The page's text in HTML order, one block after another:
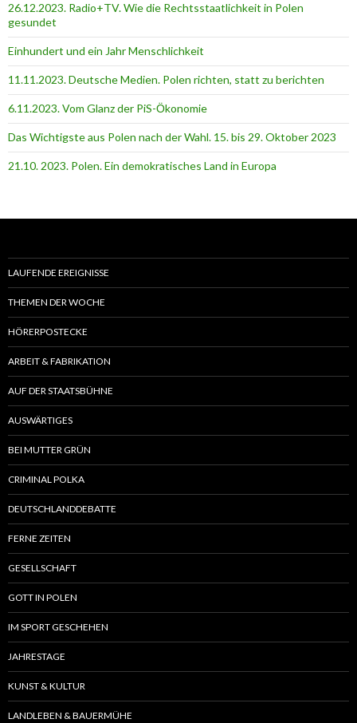
26.12.2023. Radio+TV. Wie die Rechtsstaatlichkeit in Polen
gesundet
Einhundert und ein Jahr Menschlichkeit
11.11.2023. Deutsche Medien. Polen richten, statt zu berichten
6.11.2023. Vom Glanz der PiS-Ӧkonomie
Das Wichtigste aus Polen nach der Wahl. 15. bis 29. Oktober 2023
21.10. 2023. Polen. Ein demokratisches Land in Europa
LAUFENDE EREIGNISSE
THEMEN DER WOCHE
HÖRERPOSTECKE
ARBEIT & FABRIKATION
AUF DER STAATSBÜHNE
AUSWÄRTIGES
BEI MUTTER GRÜN
CRIMINAL POLKA
DEUTSCHLANDDEBATTE
FERNE ZEITEN
GESELLSCHAFT
GOTT IN POLEN
IM SPORT GESCHEHEN
JAHRESTAGE
KUNST & KULTUR
LANDLEBEN & BAUERMÜHE